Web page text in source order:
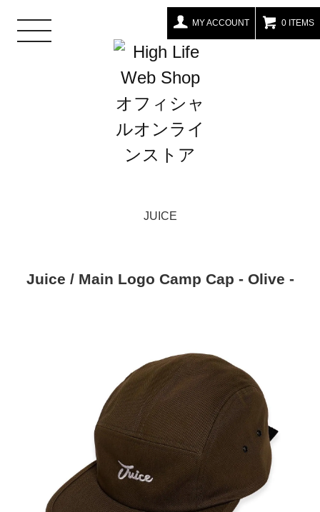
toggle
navigation
0 ITEMS
MY ACCOUNT
JUICE
Juice / Main Logo Camp Cap - Olive -